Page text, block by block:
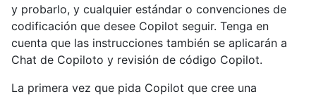
y probarlo, y cualquier estándar o convenciones de
codificación que desee Copilot seguir. Tenga en
cuenta que las instrucciones también se aplicarán a
Chat de Copiloto y revisión de código Copilot.
La primera vez que pida Copilot que cree una